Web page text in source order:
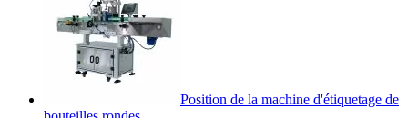
Position de la machine d'étiquetage de